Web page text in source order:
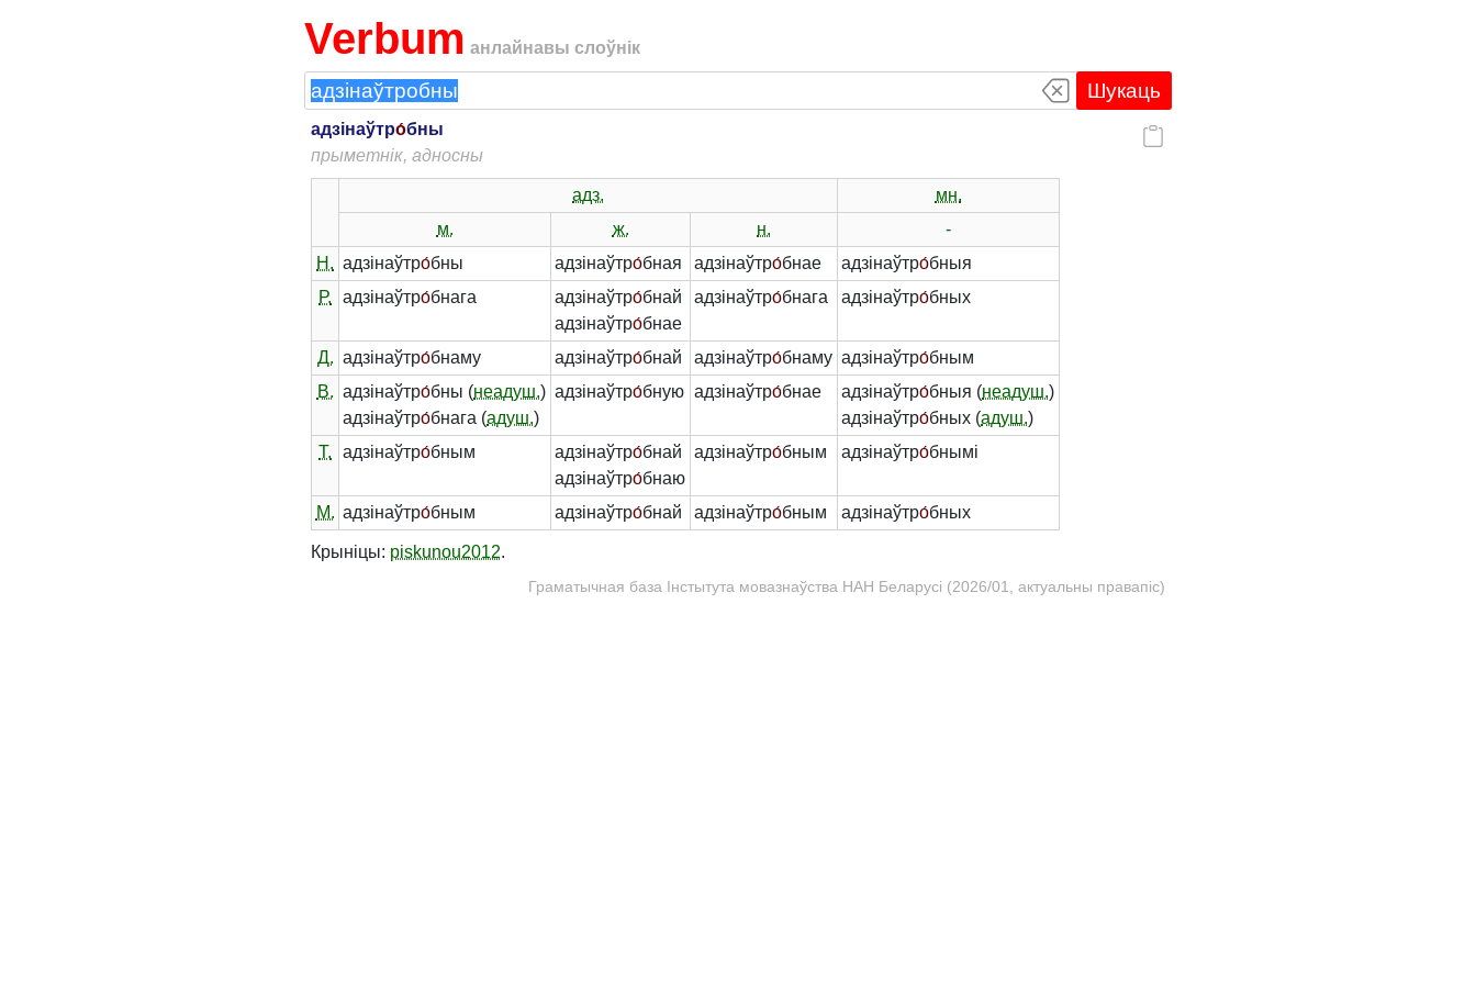
Verbum анлайнавы слоўнік
Шукаць
адзінаўтро́бны
прыметнік, адносны
адз.
мн.
м.
ж. н.
-
Н. адзінаўтро́бны адзінаўтро́бная адзінаўтро́бнае адзінаўтро́бныя
Р.
адзінаўтро́бнага адзінаўтро́бнай
адзінаўтро́бнае
адзінаўтро́бнага адзінаўтро́бных
Д. адзінаўтро́бнаму адзінаўтро́бнай адзінаўтро́бнаму адзінаўтро́бным
В. адзінаўтро́бны (неадуш.)
адзінаўтро́бнага (адуш.)
адзінаўтро́бную адзінаўтро́бнае адзінаўтро́бныя (неадуш.)
адзінаўтро́бных (адуш.)
Т.
адзінаўтро́бным адзінаўтро́бнай
адзінаўтро́бнаю
адзінаўтро́бным адзінаўтро́бнымі
М. адзінаўтро́бным адзінаўтро́бнай адзінаўтро́бным адзінаўтро́бных
Крыніцы: piskunou2012.
Граматычная база Інстытута мовазнаўства НАН Беларусі (2026/01, актуальны правапіс)